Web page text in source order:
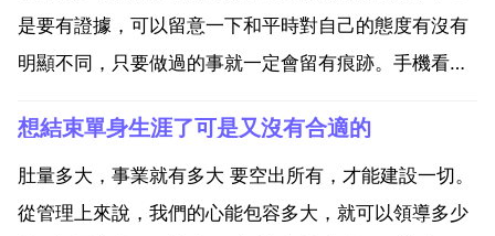
是要有證據，可以留意一下和平時對自己的態度有沒有
明顯不同，只要做過的事就一定會留有痕跡。手機看過
得應該相信自己的直覺,因為現在的男人真的很難說,而
且現在的社會真的亂 回套了,所以我覺得問題的關鍵答
不是找...
想結束單身生涯了可是又沒有合適的
肚量多大，事業就有多大 要空出所有，才能建設一切。
從管理上來說，我們的心能包容多大，就可以領導多少